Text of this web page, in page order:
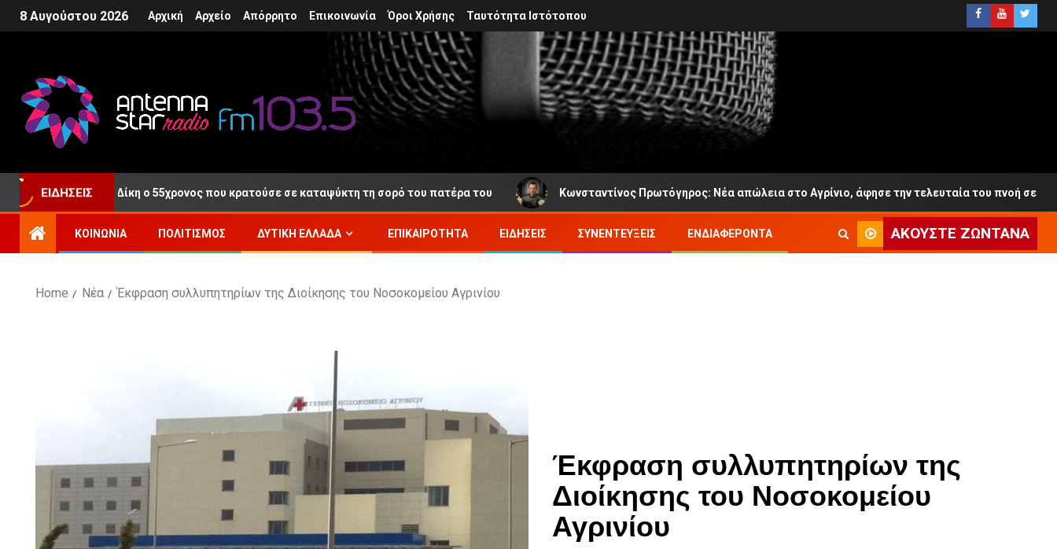
8 Αυγούστου 2026 Αρχική Αρχείο Απόρρητο Επικοινωνία Όροι Χρήσης Ταυτότητα Ιστότοπου
ΕΙΔΉΣΕΙΣ
μετά τη Δίκη ο 55χρονος που κρατούσε σε καταψύκτη τη σορό του πατέρα του Κωνσταντίνος Πρωτόγηρος: Νέα απώλεια στο Αγρίνιο, άφησε την τελευταία του πνοή σε ηλικία 65
ΚΟΙΝΩΝΊΑ ΠΟΛΙΤΙΣΜΌΣ ΔΥΤΙΚΉ ΕΛΛΆΔΑ ΕΠΙΚΑΙΡΌΤΗΤΑ ΕΙΔΉΣΕΙΣ ΣΥΝΕΝΤΕΎΞΕΙΣ ΕΝΔΙΑΦΈΡΟΝΤΑ ΑΚΟΎΣΤΕ ΖΩΝΤΑΝΆ
Home Νέα Έκφραση συλλυπητηρίων της Διοίκησης του Νοσοκομείου Αγρινίου
Έκφραση συλλυπητηρίων της
Διοίκησης του Νοσοκομείου
Αγρινίου